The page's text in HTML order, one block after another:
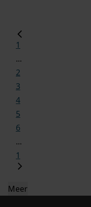
1
...
2
3
4
5
6
...
1
Meer